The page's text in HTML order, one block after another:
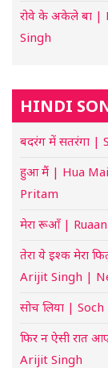
रोवे के अकेले बा |
Singh
HINDI
बदरंग में सतरंगा
हुआ मैं | Hua
Pritam
मेरा रूआँ |
तेरा ये इश्क मेरा
Arijit Singh |
सोच लिया |
फिर न ऐसी रात
Arijit Singh